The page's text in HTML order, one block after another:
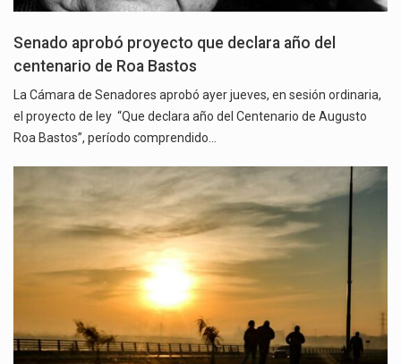
Senado aprobó proyecto que declara año del
centenario de Roa Bastos
La Cámara de Senadores aprobó ayer jueves, en sesión ordinaria,
el proyecto de ley “Que declara año del Centenario de Augusto
Roa Bastos”, período comprendido…